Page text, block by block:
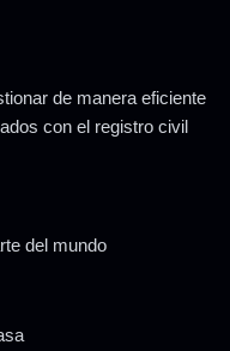
de manera eficiente
con el registro civil
del mundo